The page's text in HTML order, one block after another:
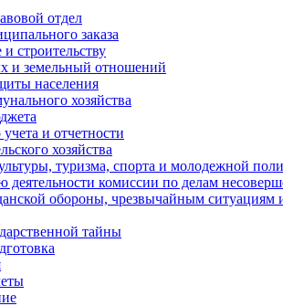
отдел
заказа
строительству
и земельный отношений
населения
хозяйства
и отчетности
хозяйства
туризма, спорта и молодежной
деятельности комиссии по делам
обороны, чрезвычайным
тайны